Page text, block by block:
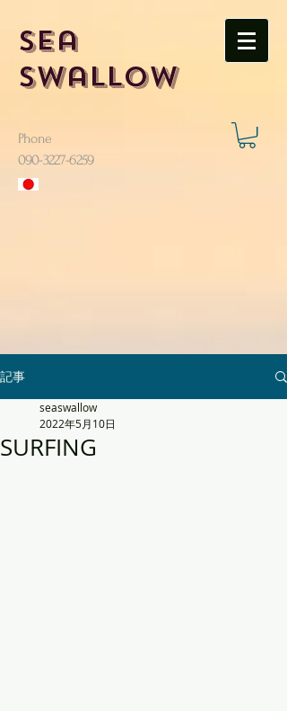
Sea
Swallow
Phone
​090-3227-6259
記事
SURFING
seaswallow
2022年5月10日